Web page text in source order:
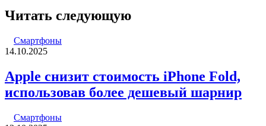
Читать следующую
Смартфоны
14.10.2025
Apple снизит стоимость iPhone Fold,
использовав более дешевый шарнир
Смартфоны